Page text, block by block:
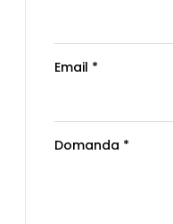
Email *
Domanda *